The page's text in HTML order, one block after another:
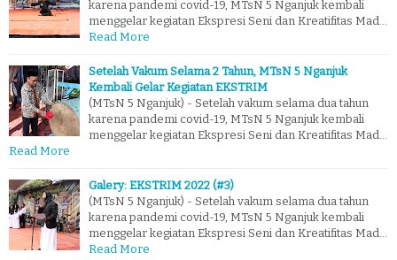
karena pandemi covid-19, MTsN 5 Nganjuk kembali
menggelar kegiatan Ekspresi Seni dan Kreatifitas Mad…
Read More
Setelah Vakum Selama 2 Tahun, MTsN 5 Nganjuk
Kembali Gelar Kegiatan EKSTRIM
(MTsN 5 Nganjuk) - Setelah vakum selama dua tahun
karena pandemi covid-19, MTsN 5 Nganjuk kembali
menggelar kegiatan Ekspresi Seni dan Kreatifitas Mad…
Read More
Galery: EKSTRIM 2022 (#3)
(MTsN 5 Nganjuk) - Setelah vakum selama dua tahun
karena pandemi covid-19, MTsN 5 Nganjuk kembali
menggelar kegiatan Ekspresi Seni dan Kreatifitas Mad…
Read More